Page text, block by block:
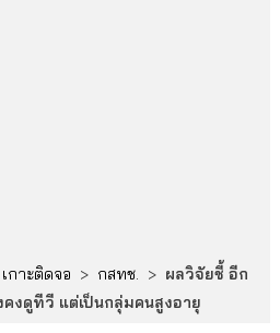
เกาะติดจอ > กสทช. > ผลวิจัยชี้ อีก
งดูทีวี แต่เป็นกลุ่มคนสูงอายุ